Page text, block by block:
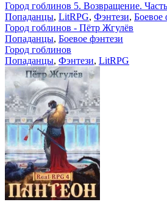
Город гоблинов 5. Возвращение.
Попаданцы, LitRPG, Фэнтези, Боевое
Город гоблинов - Пётр Жгулёв
Попаданцы, Боевое фэнтези
Город гоблинов
Попаданцы, Фэнтези, LitRPG